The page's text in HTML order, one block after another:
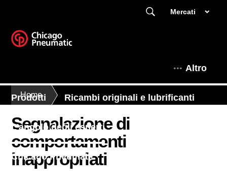
Mercati
Altro
Prodotti Ricambi originali e lubrificanti
L'angolo degli esperti
Chicago Pneumatic
Home
Segnalazione di
comportamenti
inappropriati